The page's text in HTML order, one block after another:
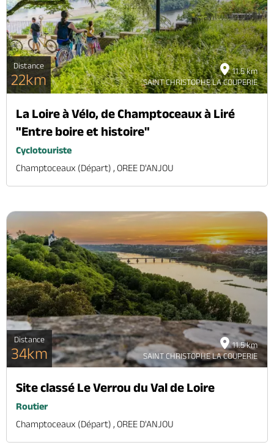
11.5 km
SAINT CHRISTOPHE LA COUPERIE
Distance
22km
La Loire à Vélo, de Champtoceaux à Liré
"Entre boire et histoire"
Cyclotouriste
Champtoceaux (départ) , OREE D'ANJOU
11.5 km
SAINT CHRISTOPHE LA COUPERIE
Distance
34km
Site classé Le Verrou du Val de Loire
Routier
Champtoceaux (départ) , OREE D'ANJOU